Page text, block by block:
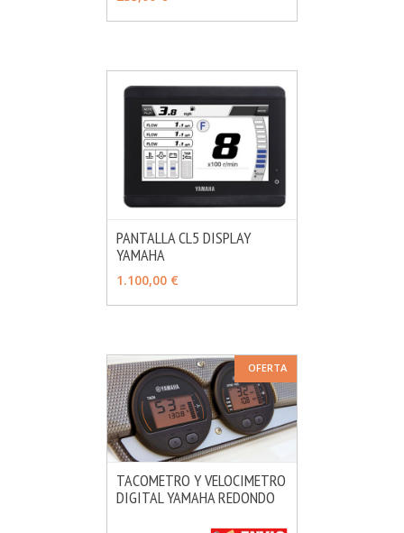
AÑADIR
PANTALLA CL5 DISPLAY
YAMAHA
1.100,00 €
OFERTA
VER OPCIONES MÁS INFO
TACOMETRO Y VELOCIMETRO
DIGITAL YAMAHA REDONDO